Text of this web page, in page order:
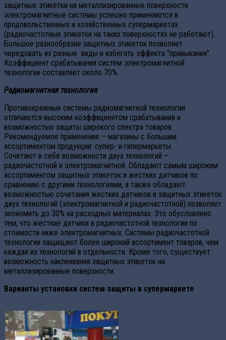
защитные этикетки на металлизированные поверхности
электромагнитные системы успешно применяются в
продовольственных и хозяйственных супермаркетах
(радиочастотные этикетки на таких поверхностях не работают).
Большое разнообразие защитных этикеток позволяет
чередовать их разные виды и избегать эффекта "привыкания".
Коэффициент срабатывания систем электромагнитной
технологии составляет около 70%.
Радиомагнитная технология
Противокражные системы радиомагнитной технологии
отличаются высоким коэффициентом срабатывания и
возможностью защиты широкого спектра товаров.
Рекомендуемое применение – магазины с большим
ассортиментом продукции: супер- и гипермаркеты.
Сочетают в себе возможности двух технологий –
радиочастотной и электромагнитной. Обладают самым широким
ассортиментом защитных этикеток и жестких датчиков по
сравнению с другими технологиями, а также обладают
возможностью сочетания жестких датчиков и защитных этикеток
двух технологий (электромагнитной и радиочастотной) позволяет
экономить до 30% на расходных материалах. Это обусловлено
тем, что жесткие датчики в радиочастотной технологии по
стоимости ниже электромагнитных. Системы радиочастотной
технологии защищают более широкий ассортимент товаров, чем
каждая из технологий в отдельности. Кроме того, существует
возможность наклеивания защитных этикеток на
металлизированные поверхности.
Варианты установки систем защиты в супермаркете